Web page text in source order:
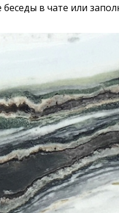
в чате или